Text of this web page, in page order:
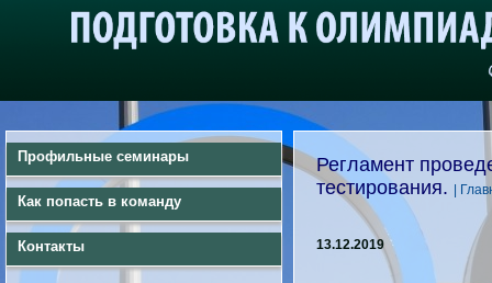
Профильные семинары
Как попасть в команду
Контакты
Регламент
тестирования.
|
13.12.2019